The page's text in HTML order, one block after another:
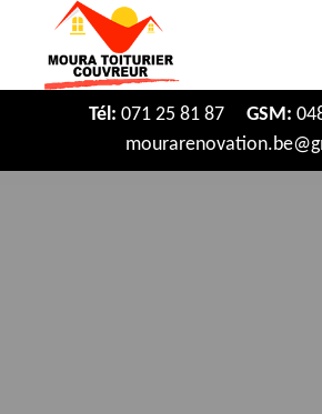
Tél: 071 25 81 87 GSM: